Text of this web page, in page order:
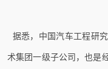
据悉，中国汽车工程研
术集团一级子公司，也是